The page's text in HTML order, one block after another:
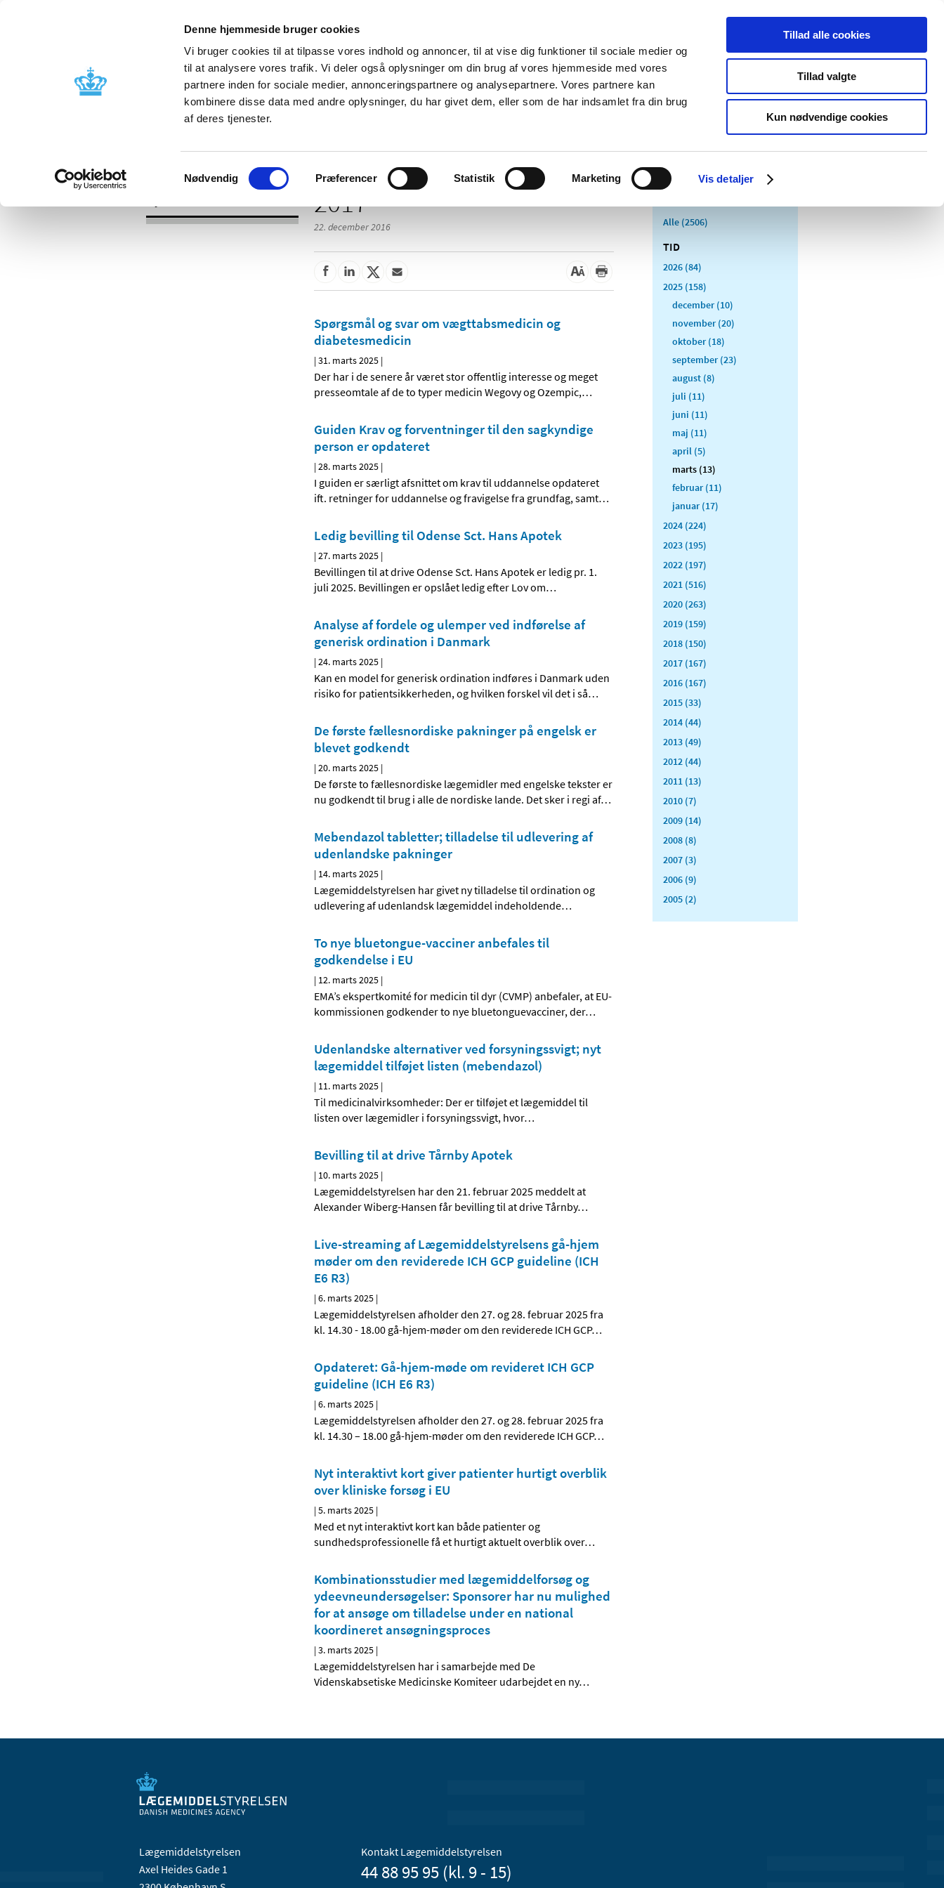
Denne hjemmeside bruger cookies
Vi bruger cookies til at tilpasse vores indhold og annoncer, til at vise dig funktioner til sociale medier og
til at analysere vores trafik. Vi deler også oplysninger om din brug af vores hjemmeside med vores
partnere inden for sociale medier, annonceringspartnere og analysepartnere. Vores partnere kan
kombinere disse data med andre oplysninger, du har givet dem, eller som de har indsamlet fra din brug
af deres tjenester.
Samtykkevalg
Nødvendig Præferencer Statistik Marketing Vis detaljer
Tillad alle cookies
Tillad valgte
Kun nødvendige cookies
Nyheder Om os Kontakt Udgivelser
Godkendelse og
Bivirkninger og
produktinformation
Tilskud og
Apoteker og salg af
Medicinsk
Særlige
produktområder
2017
22. december 2016
Spørgsmål og svar om vægttabsmedicin og
diabetesmedicin
|31. marts 2025 |
Der har i de senere år været stor offentlig interesse og meget
presseomtale af de to typer medicin Wegovy og Ozempic,…
Guiden Krav og forventninger til den sagkyndige
person er opdateret
|28. marts 2025 |
I guiden er særligt afsnittet om krav til uddannelse opdateret
ift. retninger for uddannelse og fravigelse fra grundfag, samt…
Ledig bevilling til Odense Sct. Hans Apotek
|27. marts 2025 |
Bevillingen til at drive Odense Sct. Hans Apotek er ledig pr. 1.
juli 2025. Bevillingen er opslået ledig efter Lov om…
Analyse af fordele og ulemper ved indførelse af
generisk ordination i Danmark
|24. marts 2025 |
Kan en model for generisk ordination indføres i Danmark uden
risiko for patientsikkerheden, og hvilken forskel vil det i så…
De første fællesnordiske pakninger på engelsk er
blevet godkendt
|20. marts 2025 |
De første to fællesnordiske lægemidler med engelske tekster er
nu godkendt til brug i alle de nordiske lande. Det sker i regi af…
Mebendazol tabletter; tilladelse til udlevering af
udenlandske pakninger
| 14. marts 2025 |
Lægemiddelstyrelsen har givet ny tilladelse til ordination og
udlevering af udenlandsk lægemiddel indeholdende…
To nye bluetongue-vacciner anbefales til
godkendelse i EU
| 12. marts 2025 |
EMA’s ekspertkomité for medicin til dyr (CVMP) anbefaler, at EU-
kommissionen godkender to nye bluetonguevacciner, der…
Udenlandske alternativer ved forsyningssvigt; nyt
lægemiddel tilføjet listen (mebendazol)
| 11. marts 2025 |
Til medicinalvirksomheder: Der er tilføjet et lægemiddel til
listen over lægemidler i forsyningssvigt, hvor…
Bevilling til at drive Tårnby Apotek
| 10. marts 2025 |
Lægemiddelstyrelsen har den 21. februar 2025 meddelt at
Alexander Wiberg-Hansen får bevilling til at drive Tårnby…
Live-streaming af Lægemiddelstyrelsens gå-hjem
møder om den reviderede ICH GCP guideline (ICH
E6 R3)
|6. marts 2025 |
Lægemiddelstyrelsen afholder den 27. og 28. februar 2025 fra
kl. 14.30 - 18.00 gå-hjem-møder om den reviderede ICH GCP…
Opdateret: Gå-hjem-møde om revideret ICH GCP
guideline (ICH E6 R3)
|6. marts 2025 |
Lægemiddelstyrelsen afholder den 27. og 28. februar 2025 fra
kl. 14.30 – 18.00 gå-hjem-møder om den reviderede ICH GCP…
Nyt interaktivt kort giver patienter hurtigt overblik
over kliniske forsøg i EU
|5. marts 2025 |
Med et nyt interaktivt kort kan både patienter og
sundhedsprofessionelle få et hurtigt aktuelt overblik over…
Kombinationsstudier med lægemiddelforsøg og
ydeevneundersøgelser: Sponsorer har nu mulighed
for at ansøge om tilladelse under en national
koordineret ansøgningsproces
|3. marts 2025 |
Lægemiddelstyrelsen har i samarbejde med De
Videnskabsetiske Medicinske Komiteer udarbejdet en ny…
Alle (2506)
TID
2026 (84)
2025 (158)
december (10)
november (20)
oktober (18)
september (23)
august (8)
juli (11)
juni (11)
maj (11)
april (5)
marts (13)
februar (11)
januar (17)
2024 (224)
2023 (195)
2022 (197)
2021 (516)
2020 (263)
2019 (159)
2018 (150)
2017 (167)
2016 (167)
2015 (33)
2014 (44)
2013 (49)
2012 (44)
2011 (13)
2010 (7)
2009 (14)
2008 (8)
2007 (3)
2006 (9)
2005 (2)
Lægemiddelstyrelsen
Axel Heides Gade 1
Kontakt Lægemiddelstyrelsen
44 88 95 95 (kl. 9 - 15)